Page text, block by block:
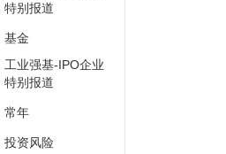
特别报道
基金
工业强基-IPO企业
特别报道
常年
投资风险